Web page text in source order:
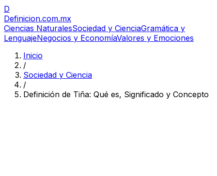
D
Definicion.com.mx
Ciencias NaturalesSociedad y CienciaGramática y
LenguajeNegocios y EconomíaValores y Emociones
Inicio
/
Sociedad y Ciencia
/
Definición de Tiña: Qué es, Significado y Concepto